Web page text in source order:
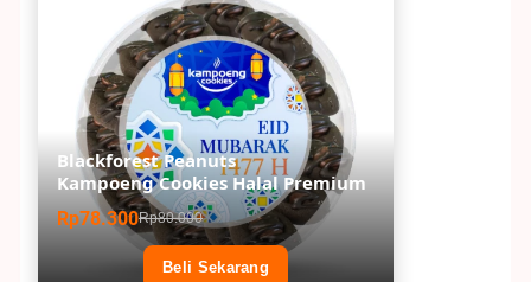
Blackforest Peanuts
Kampoeng Cookies Halal Premium
Rp78.300Rp80.000
Beli Sekarang